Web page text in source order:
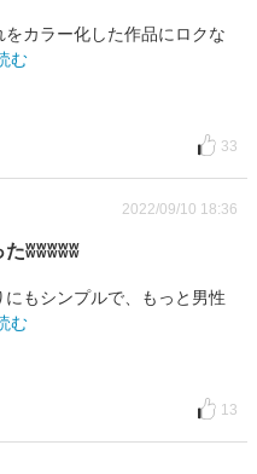
カラー化した作品にロクな
む
33
2022/09/10 18:36
たʬʬʬʬʬ
もシンプルで、もっと男性
む
13